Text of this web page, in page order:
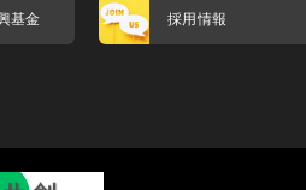
基金 採用情報